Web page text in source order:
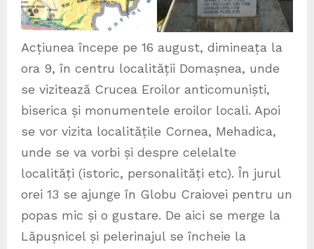
Acțiunea începe pe 16 august, dimineața la
ora 9, în centru localității Domașnea, unde
se vizitează Crucea Eroilor anticomuniști,
biserica și monumentele eroilor locali. Apoi
se vor vizita localitățile Cornea, Mehadica,
unde se va vorbi și despre celelalte
localități (istoric, personalități etc). În jurul
orei 13 se ajunge în Globu Craiovei pentru un
popas mic și o gustare. De aici se merge la
Lăpușnicel și pelerinajul se încheie la